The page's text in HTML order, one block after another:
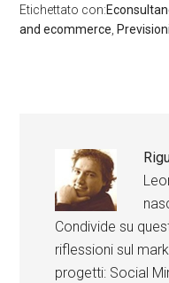
Etichettato con:
and ecommerce,
Condivide su
riflessioni sul
progetti: Social